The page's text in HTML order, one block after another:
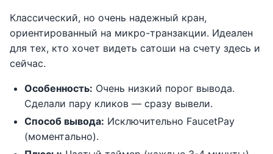
Классический, но очень надежный кран,
ориентированный на микро-транзакции. Идеален
для тех, кто хочет видеть сатоши на счету здесь и
сейчас.
Особенность: Очень низкий порог вывода.
Сделали пару кликов — сразу вывели.
Способ вывода: Исключительно FaucetPay
(моментально).